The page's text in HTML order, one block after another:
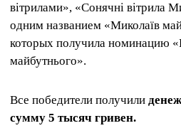
вітрилами», «Сонячні вітрила
одним названием «Миколаїв
которых получила номинацию
майбутнього».
Все победители получили
сумму 5 тысяч гривен.